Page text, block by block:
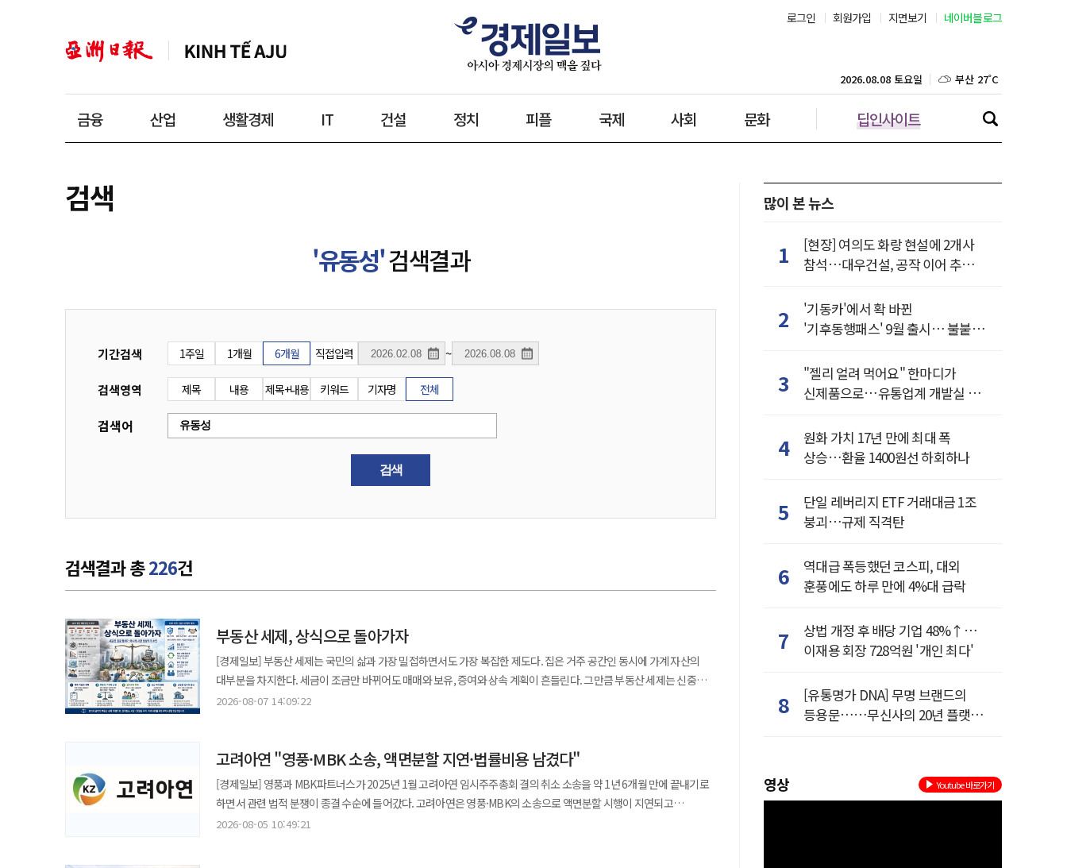
로그인 회원가입 지면보기 네이버블로그
금융 산업 생활경제 IT 건설 정치 피플 국제 사회 문화 딥인사이트
2026.08.08 토요일 대구 25˚C
인천 29˚C
울산 25˚C
검색
'유동성'검색결과
기간검색 1주일 1개월 6개월 직접입력 ~
검색영역 제목 내용 제목+내용 키워드 기자명 전체
검색어
검색
검색결과 총226건
부동산 세제, 상식으로 돌아가자
[경제일보] 부동산 세제는 국민의 삶과 가장 밀접하면서도 가장 복잡한 제도다. 집은 거주 공간인 동시에 가계 자산의
대부분을 차지한다. 세금이 조금만 바뀌어도 매매와 보유, 증여와 상속 계획이 흔들린다. 그만큼 부동산 세제는 신중하고
일관되게 설계돼야 한다. 정부가 최근 내놓은 세제개편안은 초고가 주택과 비거주 주택의 보유 부담을 높이고,
부담을 지우겠다는 방향은 이해할 만하다. 그러나 세제는 선의만으로 평가받지 않는다. 세 부담이 커졌을 때 시장에
매물이 늘어날지, 오히려 거래가 잠길지 살펴야 한다. 고가 주택 보유자가 세금을 임대료에 전가할 가능성도 따져야
한다. 장기보유 공제를 실거주 중심으로 바꾸는 과정에서 불가피하게 거주하지 못한 고령자나 장기 임대사업자, 지방
근무자 등이 과도한 부담을 지는지도 점검해야 한다. 정책은 의도가 아니라 결과로 평가받는다. 정부는 세제를 발표하는
데서 끝낼 것이 아니라 거래량과 매물, 임대료, 지역별 가격 변화를 지속적으로 살피고 예상하지 못한 부작용이 나타나면
2026-08-07 14:09:22
고려아연 "영풍·MBK 소송, 액면분할 지연·법률비용 남겼다"
[경제일보] 영풍과 MBK파트너스가 2025년 1월 고려아연 임시주주총회 결의 취소 소송을 약 1년 6개월 만에 끝내기로
하면서 관련 법적 분쟁이 종결 수순에 들어갔다. 고려아연은 영풍·MBK의 소송으로 액면분할 시행이 지연되고
법률비용이 발생했다며 주주와 시장에 혼란을 초래한 데 대한 설명과 사과가 필요하다고 주장했다. 5일 업계에 따르면
2026-08-05 10:49:21
많이 본 뉴스
1
[현장] 여의도 화랑 현설에 2개사
참석…대우건설, 공작 이어 추가
2
'기동카'에서 확 바뀐
'기후동행패스' 9월 출시… 불붙은
3
"젤리 얼려 먹어요" 한마디가
신제품으로…유통업계 개발실 된
4
원화 가치 17년 만에 최대 폭
상승…환율 1400원선 하회하나
5
단일 레버리지 ETF 거래대금 1조
붕괴…규제 직격탄
6
역대급 폭등했던 코스피, 대외
훈풍에도 하루 만에 4%대 급락
7
상법 개정 후 배당 기업 48%↑…
이재용 회장 728억원 '개인 최다'
8
[유통명가 DNA] 무명 브랜드의
등용문……무신사의 20년 플랫폼
영상 Youtube 바로가기